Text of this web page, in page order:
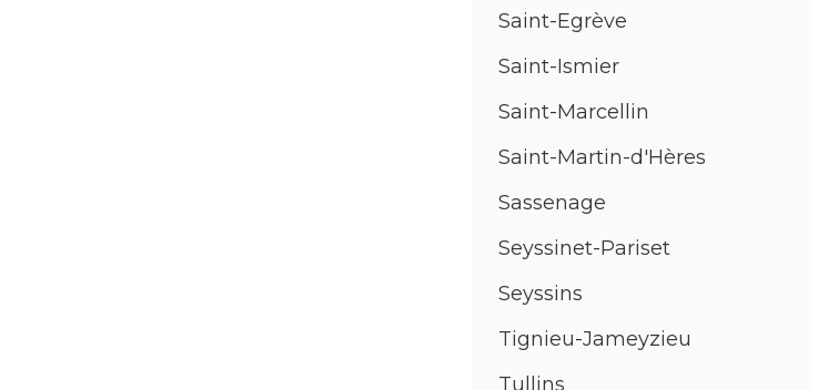
Saint-Egrève
Saint-Ismier
Saint-Marcellin
Saint-Martin-d'Hères
Sassenage
Seyssinet-Pariset
Seyssins
Tignieu-Jameyzieu
Tullins